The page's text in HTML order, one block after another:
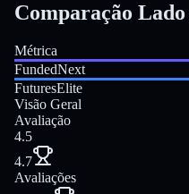
Comparação
Métrica
FundedNext
FuturesElite
Visão Geral
Avaliação
4.5
4.7
Avaliações